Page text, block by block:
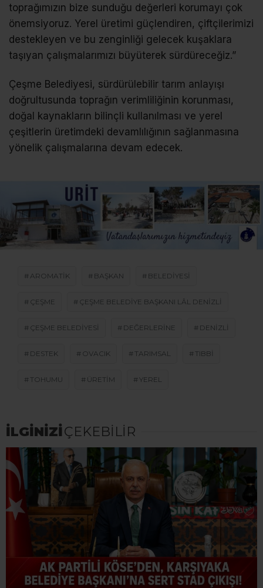
toprağımızın bize sunduğu değerleri korumayı çok
önemsiyoruz. Yerel üretimi güçlendiren, çiftçilerimizi
destekleyen ve bu zenginliği gelecek kuşaklara
taşıyan çalışmalarımızı büyüterek sürdüreceğiz.”
Çeşme Belediyesi, sürdürülebilir tarım anlayışı
doğrultusunda toprağın verimliliğinin korunması,
doğal kaynakların bilinçli kullanılması ve yerel
çeşitlerin üretimdeki devamlılığının sağlanmasına
yönelik çalışmalarına devam edecek.
AROMATIK BAŞKAN BELEDIYESI
ÇEŞME ÇEŞME BELEDIYE BAŞKANI LÂL DENIZLI
ÇEŞME BELEDIYESI DEĞERLERINE DENIZLI
DESTEK OVACIK TARIMSAL TIBBI
TOHUMU ÜRETIM YEREL
İLGİNİZİÇEKEBİLİR